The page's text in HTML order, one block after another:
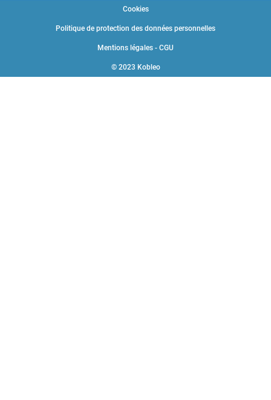
© 2023 Kobleo
Mentions légales - CGU
Politique de protection des données personnelles
Cookies